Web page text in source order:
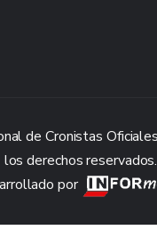
de Cronistas
los derechos reservados.
por